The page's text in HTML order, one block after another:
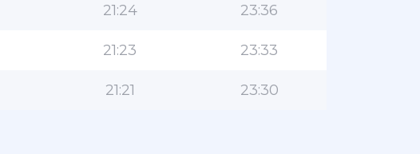
21:24 23:36
21:23 23:33
21:21 23:30